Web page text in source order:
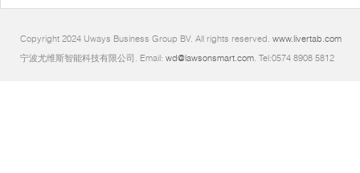
Copyright 2024 Uways Business Group BV. All rights reserved. www.livertab.com
宁波尤维斯智能科技有限公司. Email: wd@lawsonsmart.com. Tel:0574 8908 5812